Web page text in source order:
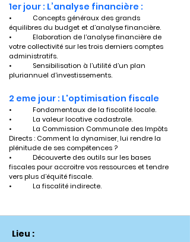
1er jour : L’analyse financière :
•	Concepts généraux des grands
équilibres du budget et d’analyse financière.
•	Elaboration de l’analyse financière de
votre collectivité sur les trois derniers comptes
administratifs.
•	Sensibilisation à l’utilité d’un plan
pluriannuel d’investissements.
2 eme jour : L'optimisation fiscale
•	Fondamentaux de la fiscalité locale.
•	La valeur locative cadastrale.
•	La Commission Communale des Impôts
Directs : Comment la dynamiser, lui rendre la
plénitude de ses compétences ?
•	Découverte des outils sur les bases
fiscales pour accroitre vos ressources et tendre
vers plus d’équité fiscale.
•	La fiscalité indirecte.
Lieu :